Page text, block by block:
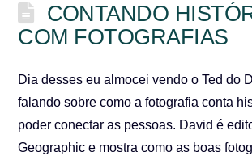
CONTANDO
COM FOTOGRAFIAS
Dia desses eu almocei vendo o Ted do
falando sobre como a fotografia conta
poder conectar as pessoas. David é
Geographic e mostra como as boas